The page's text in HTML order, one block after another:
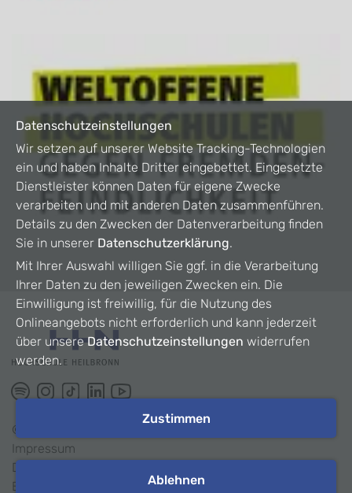
©
Impressum
Datenschutz
Barrierefreiheit
Datenschutzeinstellungen
Wir setzen auf unserer Website Tracking-Technologien
ein und haben Inhalte Dritter eingebettet. Eingesetzte
Dienstleister können Daten für eigene Zwecke
verarbeiten und mit anderen Daten zusammenführen.
Details zu den Zwecken der Datenverarbeitung finden
Sie in unserer Datenschutzerklärung.
Mit Ihrer Auswahl willigen Sie ggf. in die Verarbeitung
Ihrer Daten zu den jeweiligen Zwecken ein. Die
Einwilligung ist freiwillig, für die Nutzung des
Onlineangebots nicht erforderlich und kann jederzeit
über unsereDatenschutzeinstellungen widerrufen
werden.
Zustimmen
Ablehnen